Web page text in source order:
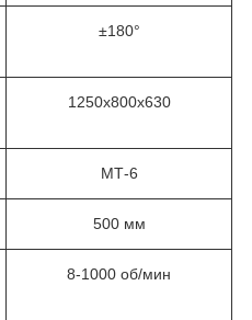
±180°
1250х800х630
MТ-6
500 мм
8-1000 об/мин